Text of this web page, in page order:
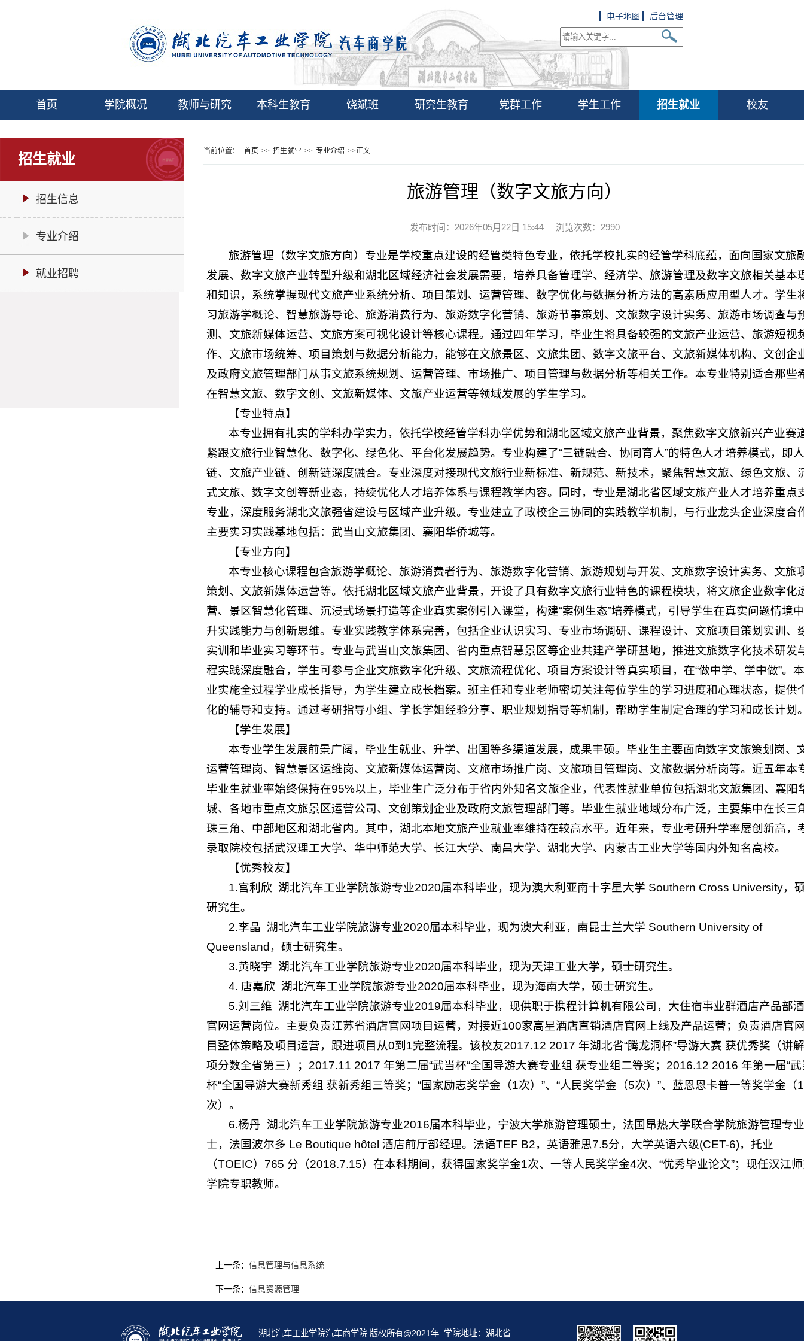
电子地图 后台管理
首页 学院概况 教师与研究 本科生教育 饶斌班 研究生教育 党群工作 学生工作 招生就业 校友
招生就业
招生信息
专业介绍
就业招聘
当前位置： 首页 >> 招生就业 >> 专业介绍 >>正文
旅游管理（数字文旅方向）
发布时间：2026年05月22日 15:44 浏览次数： 2990
旅游管理（数字文旅方向）专业是学校重点建设的经管类特色专业，依托学校扎实的经管学科底蕴，面向国家文旅
发展、数字文旅产业转型升级和湖北区域经济社会发展需要，培养具备管理学、经济学、旅游管理及数字文旅相关基本
和知识，系统掌握现代文旅产业系统分析、项目策划、运营管理、数字优化与数据分析方法的高素质应用型人才。学生
习旅游学概论、智慧旅游导论、旅游消费行为、旅游数字化营销、旅游节事策划、文旅数字设计实务、旅游市场调查与
测、文旅新媒体运营、文旅方案可视化设计等核心课程。通过四年学习，毕业生将具备较强的文旅产业运营、旅游短视
作、文旅市场统筹、项目策划与数据分析能力，能够在文旅景区、文旅集团、数字文旅平台、文旅新媒体机构、文创企
及政府文旅管理部门从事文旅系统规划、运营管理、市场推广、项目管理与数据分析等相关工作。本专业特别适合那些
在智慧文旅、数字文创、文旅新媒体、文旅产业运营等领域发展的学生学习。
【专业特点】
本专业拥有扎实的学科办学实力，依托学校经管学科办学优势和湖北区域文旅产业背景，聚焦数字文旅新兴产业赛
紧跟文旅行业智慧化、数字化、绿色化、平台化发展趋势。专业构建了“三链融合、协同育人”的特色人才培养模式，即
链、文旅产业链、创新链深度融合。专业深度对接现代文旅行业新标准、新规范、新技术，聚焦智慧文旅、绿色文旅、
式文旅、数字文创等新业态，持续优化人才培养体系与课程教学内容。同时，专业是湖北省区域文旅产业人才培养重点
专业，深度服务湖北文旅强省建设与区域产业升级。专业建立了政校企三协同的实践教学机制，与行业龙头企业深度合
主要实习实践基地包括：武当山文旅集团、襄阳华侨城等。
【专业方向】
本专业核心课程包含旅游学概论、旅游消费者行为、旅游数字化营销、旅游规划与开发、文旅数字设计实务、文旅
策划、文旅新媒体运营等。依托湖北区域文旅产业背景，开设了具有数字文旅行业特色的课程模块，将文旅企业数字化
营、景区智慧化管理、沉浸式场景打造等企业真实案例引入课堂，构建“案例生态”培养模式，引导学生在真实问题情境
升实践能力与创新思维。专业实践教学体系完善，包括企业认识实习、专业市场调研、课程设计、文旅项目策划实训、
实训和毕业实习等环节。专业与武当山文旅集团、省内重点智慧景区等企业共建产学研基地，推进文旅数字化技术研发
程实践深度融合，学生可参与企业文旅数字化升级、文旅流程优化、项目方案设计等真实项目，在“做中学、学中做”。
业实施全过程学业成长指导，为学生建立成长档案。班主任和专业老师密切关注每位学生的学习进度和心理状态，提供
化的辅导和支持。通过考研指导小组、学长学姐经验分享、职业规划指导等机制，帮助学生制定合理的学习和成长计划
【学生发展】
本专业学生发展前景广阔，毕业生就业、升学、出国等多渠道发展，成果丰硕。毕业生主要面向数字文旅策划岗、
运营管理岗、智慧景区运维岗、文旅新媒体运营岗、文旅市场推广岗、文旅项目管理岗、文旅数据分析岗等。近五年本
毕业生就业率始终保持在95%以上，毕业生广泛分布于省内外知名文旅企业，代表性就业单位包括湖北文旅集团、襄阳
城、各地市重点文旅景区运营公司、文创策划企业及政府文旅管理部门等。毕业生就业地域分布广泛，主要集中在长三
珠三角、中部地区和湖北省内。其中，湖北本地文旅产业就业率维持在较高水平。近年来，专业考研升学率屡创新高，
录取院校包括武汉理工大学、华中师范大学、长江大学、南昌大学、湖北大学、内蒙古工业大学等国内外知名高校。
【优秀校友】
1.宫利欣 湖北汽车工业学院旅游专业2020届本科毕业，现为澳大利亚南十字星大学 Southern Cross University，
研究生。
2.李晶 湖北汽车工业学院旅游专业2020届本科毕业，现为澳大利亚，南昆士兰大学 Southern University of
Queensland，硕士研究生。
3.黄晓宇 湖北汽车工业学院旅游专业2020届本科毕业，现为天津工业大学，硕士研究生。
4. 唐嘉欣 湖北汽车工业学院旅游专业2020届本科毕业，现为海南大学，硕士研究生。
5.刘三维 湖北汽车工业学院旅游专业2019届本科毕业，现供职于携程计算机有限公司，大住宿事业群酒店产品部
官网运营岗位。主要负责江苏省酒店官网项目运营，对接近100家高星酒店直销酒店官网上线及产品运营；负责酒店官
目整体策略及项目运营，跟进项目从0到1完整流程。该校友2017.12 2017 年湖北省“腾龙洞杯”导游大赛 获优秀奖（讲
项分数全省第三）；2017.11 2017 年第二届“武当杯“全国导游大赛专业组 获专业组二等奖；2016.12 2016 年第一届“武
杯“全国导游大赛新秀组 获新秀组三等奖；“国家励志奖学金（1次）”、“人民奖学金（5次）”、蓝恩恩卡普一等奖学金（1
次）。
6.杨丹 湖北汽车工业学院旅游专业2016届本科毕业，宁波大学旅游管理硕士，法国昂热大学联合学院旅游管理专
士，法国波尔多 Le Boutique hôtel 酒店前厅部经理。法语TEF B2，英语雅思7.5分，大学英语六级(CET-6)，托业
（TOEIC）765 分（2018.7.15）在本科期间，获得国家奖学金1次、一等人民奖学金4次、“优秀毕业论文”；现任汉江
学院专职教师。
上一条：信息管理与信息系统
下一条：信息资源管理
湖北汽车工业学院汽车商学院 版权所有@2021年 学院地址：湖北省